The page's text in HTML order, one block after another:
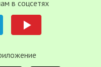
в соцсетях